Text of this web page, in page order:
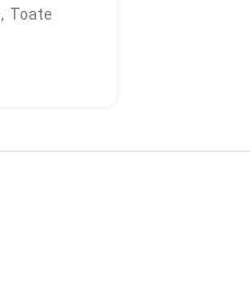
, Toate